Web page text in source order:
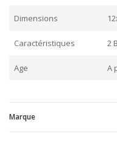
Dimensions
Caractéristiques 2
Age A
Marque